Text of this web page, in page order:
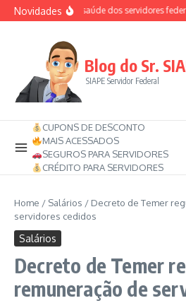
Ir para o conteúdo
NovidadesAuxílio-saúde dos servidores
Blog do Sr.
SIAPE Servidor Federal
CUPONS DE DESCONTO
MAIS ACESSADOS
SEGUROS PARA SERVIDORES
CRÉDITO PARA SERVIDORES
Home / Salários / Decreto de Temer
servidores cedidos
Salários
Decreto de Temer
remuneração de